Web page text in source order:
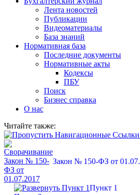
Лента новостей
Публикации
Видеоматериалы
База знаний
Нормативная база
Последние документы
Нормативные акты
Кодексы
ПБУ
Поиск
Бизнес справка
О нас
Читайте также:
Закон № 150-ФЗ от
Пункт 1